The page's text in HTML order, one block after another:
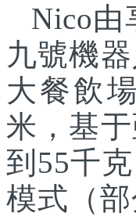
Nico由
九號機
大餐飲
米，基
到55千
模式（